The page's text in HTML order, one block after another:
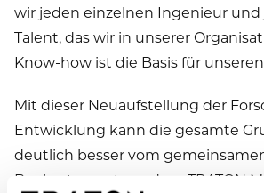
wir jeden einzelnen Ingenieur und
Talent, das wir in unserer
Know-how ist die Basis für unseren
Mit dieser Neuaufstellung der
Entwicklung kann die gesamte
deutlich besser vom
Baukastensystem, dem TRATON